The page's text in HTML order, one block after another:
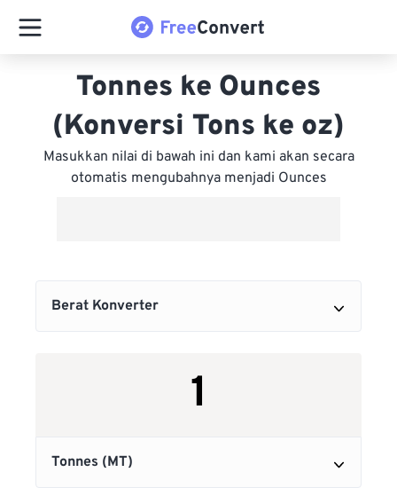
Tonnes ke Ounces
(Konversi Tons ke oz)
Masukkan nilai di bawah ini dan kami akan secara
otomatis mengubahnya menjadi Ounces